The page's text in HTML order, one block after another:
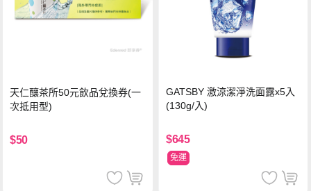
天仁釀茶所50元飲品兌換券(一
次抵用型)
$50
GATSBY 激涼潔淨洗面露x5入
(130g/入)
$645
免運